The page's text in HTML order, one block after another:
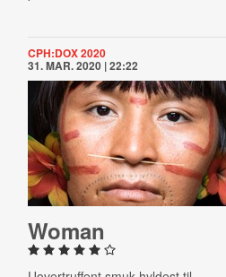
CPH:DOX 2020
31. MAR. 2020 | 22:22
Woman